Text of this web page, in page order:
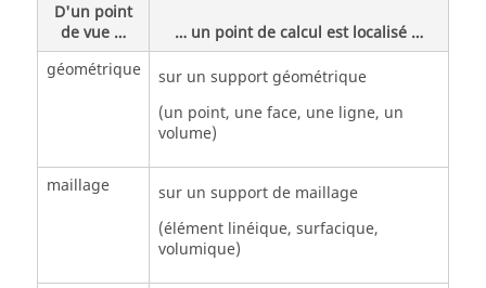
D'un point
de vue …
… un point de calcul est localisé …
géométrique
sur un support géométrique
(un point, une face, une ligne, un
volume)
maillage
sur un support de maillage
(élément linéique, surfacique,
volumique)